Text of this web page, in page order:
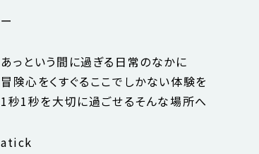
ー
あっという間に過ぎる日常のなかに
冒険心をくすぐるここでしかない体験を
1秒1秒を大切に過ごせるそんな場所へ
atick